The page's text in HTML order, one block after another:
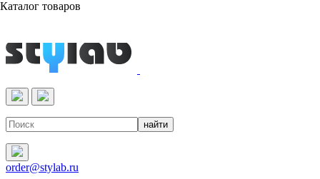
Реактивы & Оборудование
order@stylab.ru
Каталог товаров